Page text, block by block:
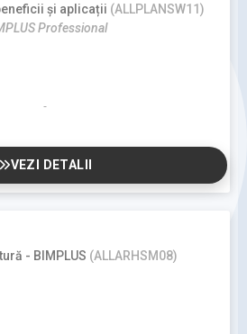
și aplicații (ALLPLANSW11)
Professional
VEZI DETALII
- BIMPLUS (ALLARHSM08)